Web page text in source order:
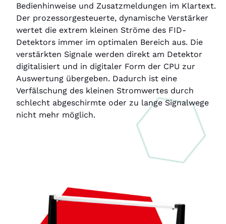
Bedienhinweise und Zusatzmeldungen im Klartext.
Der prozessorgesteuerte, dynamische Verstärker
wertet die extrem kleinen Ströme des FID-
Detektors immer im optimalen Bereich aus. Die
verstärkten Signale werden direkt am Detektor
digitalisiert und in digitaler Form der CPU zur
Auswertung übergeben. Dadurch ist eine
Verfälschung des kleinen Stromwertes durch
schlecht abgeschirmte oder zu lange Signalwege
nicht mehr möglich.